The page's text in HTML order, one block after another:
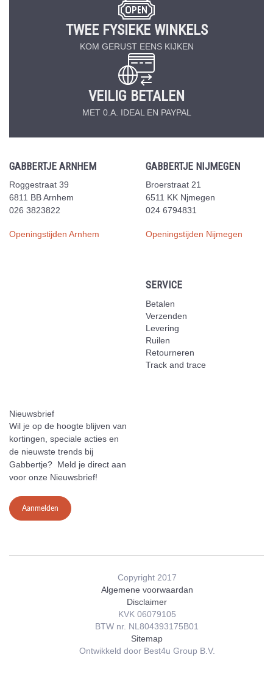
TWEE FYSIEKE WINKELS
KOM GERUST EENS KIJKEN
VEILIG BETALEN
MET 0.A. IDEAL EN PAYPAL
GABBERTJE ARNHEM
Roggestraat 39
6811 BB Arnhem
026 3823822
Openingstijden Arnhem
GABBERTJE NIJMEGEN
Broerstraat 21
6511 KK Njmegen
024 6794831
Openingstijden Nijmegen
SERVICE
Betalen
Verzenden
Levering
Ruilen
Retourneren
Track and trace
Nieuwsbrief
Wil je op de hoogte blijven van
kortingen, speciale acties en
de nieuwste trends bij
Gabbertje? Meld je direct aan
voor onze Nieuwsbrief!
Aanmelden
Copyright 2017
Algemene voorwaardan
Disclaimer
KVK 06079105
BTW nr. NL804393175B01
Sitemap
Ontwikkeld door Best4u Group B.V.